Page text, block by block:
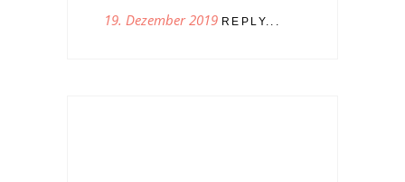
19. Dezember 2019 REPLY...